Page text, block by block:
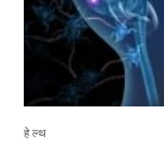
हेल्थ